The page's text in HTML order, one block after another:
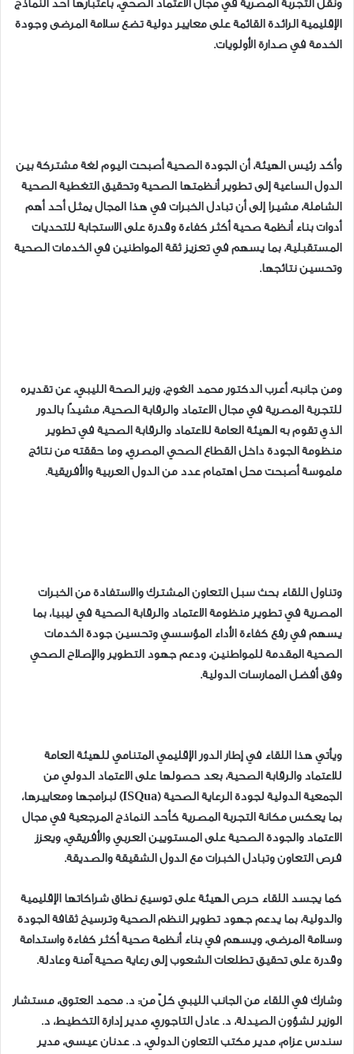
ونقل التجربة المصرية في مجال الاعتماد الصحي، باعتبارها أحد النماذج
الإقليمية الرائدة القائمة على معايير دولية تضع سلامة المرضى وجودة
الخدمة في صدارة الأولويات.
وأكد رئيس الهيئة، أن الجودة الصحية أصبحت اليوم لغة مشتركة بين
الدول الساعية إلى تطوير أنظمتها الصحية وتحقيق التغطية الصحية
الشاملة، مشيرا إلى أن تبادل الخبرات في هذا المجال يمثل أحد أهم
أدوات بناء أنظمة صحية أكثر كفاءة وقدرة على الاستجابة للتحديات
المستقبلية، بما يسهم في تعزيز ثقة المواطنين في الخدمات الصحية
وتحسين نتائجها.
ومن جانبه، أعرب الدكتور محمد الغوج، وزير الصحة الليبي، عن تقديره
للتجربة المصرية في مجال الاعتماد والرقابة الصحية، مشيدًا بالدور
الذي تقوم به الهيئة العامة للاعتماد والرقابة الصحية في تطوير
منظومة الجودة داخل القطاع الصحي المصري، وما حققته من نتائج
ملموسة أصبحت محل اهتمام عدد من الدول العربية والأفريقية.
وتناول اللقاء بحث سبل التعاون المشترك والاستفادة من الخبرات
المصرية في تطوير منظومة الاعتماد والرقابة الصحية في ليبيا، بما
يسهم في رفع كفاءة الأداء المؤسسي وتحسين جودة الخدمات
الصحية المقدمة للمواطنين، ودعم جهود التطوير والإصلاح الصحي
وفق أفضل الممارسات الدولية.
ويأتي هذا اللقاء في إطار الدور الإقليمي المتنامي للهيئة العامة
للاعتماد والرقابة الصحية، بعد حصولها على الاعتماد الدولي من
الجمعية الدولية لجودة الرعاية الصحية (ISQua) لبرامجها ومعاييرها،
بما يعكس مكانة التجربة المصرية كأحد النماذج المرجعية في مجال
الاعتماد والجودة الصحية على المستويين العربي والأفريقي، ويعزز
فرص التعاون وتبادل الخبرات مع الدول الشقيقة والصديقة.
كما يجسد اللقاء حرص الهيئة على توسيع نطاق شراكاتها الإقليمية
والدولية، بما يدعم جهود تطوير النظم الصحية وترسيخ ثقافة الجودة
وسلامة المرضى، ويسهم في بناء أنظمة صحية أكثر كفاءة واستدامة
وقدرة على تحقيق تطلعات الشعوب إلى رعاية صحية آمنة وعادلة.
وشارك في اللقاء من الجانب الليبي كلّ من: د. محمد العتوق، مستشار
الوزير لشؤون الصيدلة، د. عادل التاجوري، مدير إدارة التخطيط، د.
سندس عزام، مدير مكتب التعاون الدولي، د. عدنان عيسى، مدير